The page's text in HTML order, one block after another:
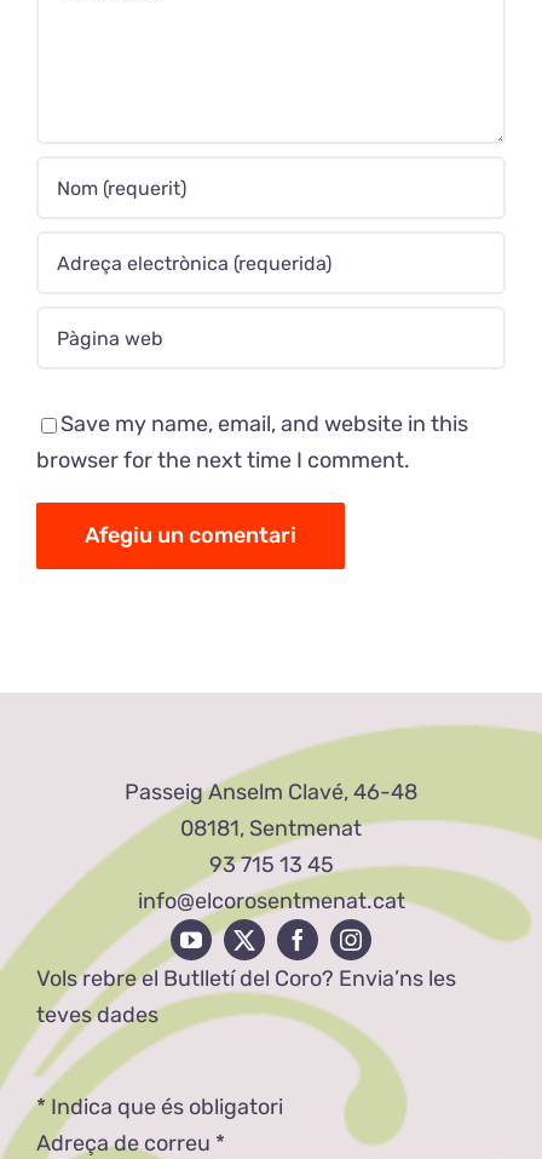
Save my name, email, and website in this
browser for the next time I comment.
Passeig Anselm Clavé, 46-48
08181, Sentmenat
93 715 13 45
info@elcorosentmenat.cat
Vols rebre el Butlletí del Coro? Envia’ns les
teves dades
* Indica que és obligatori
Adreça de correu *